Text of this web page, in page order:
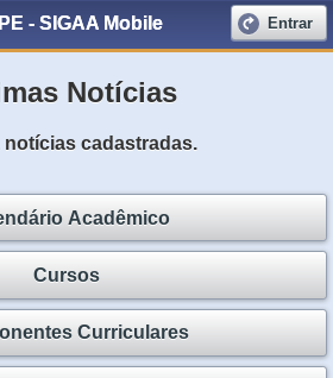
- SIGAA Mobile Entrar
Notícias
notícias cadastradas.
Acadêmico
Cursos
Curriculares